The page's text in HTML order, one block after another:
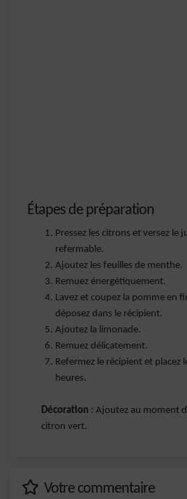
Étapes de préparation
Pressez les citrons et versez le
refermable.
Ajoutez les feuilles de menthe.
Remuez énergétiquement.
Lavez et coupez la pomme en
déposez dans le récipient.
Ajoutez la limonade.
Remuez délicatement.
Refermez le récipient et placez
heures.
Décoration : Ajoutez au moment
citron vert.
Votre commentaire